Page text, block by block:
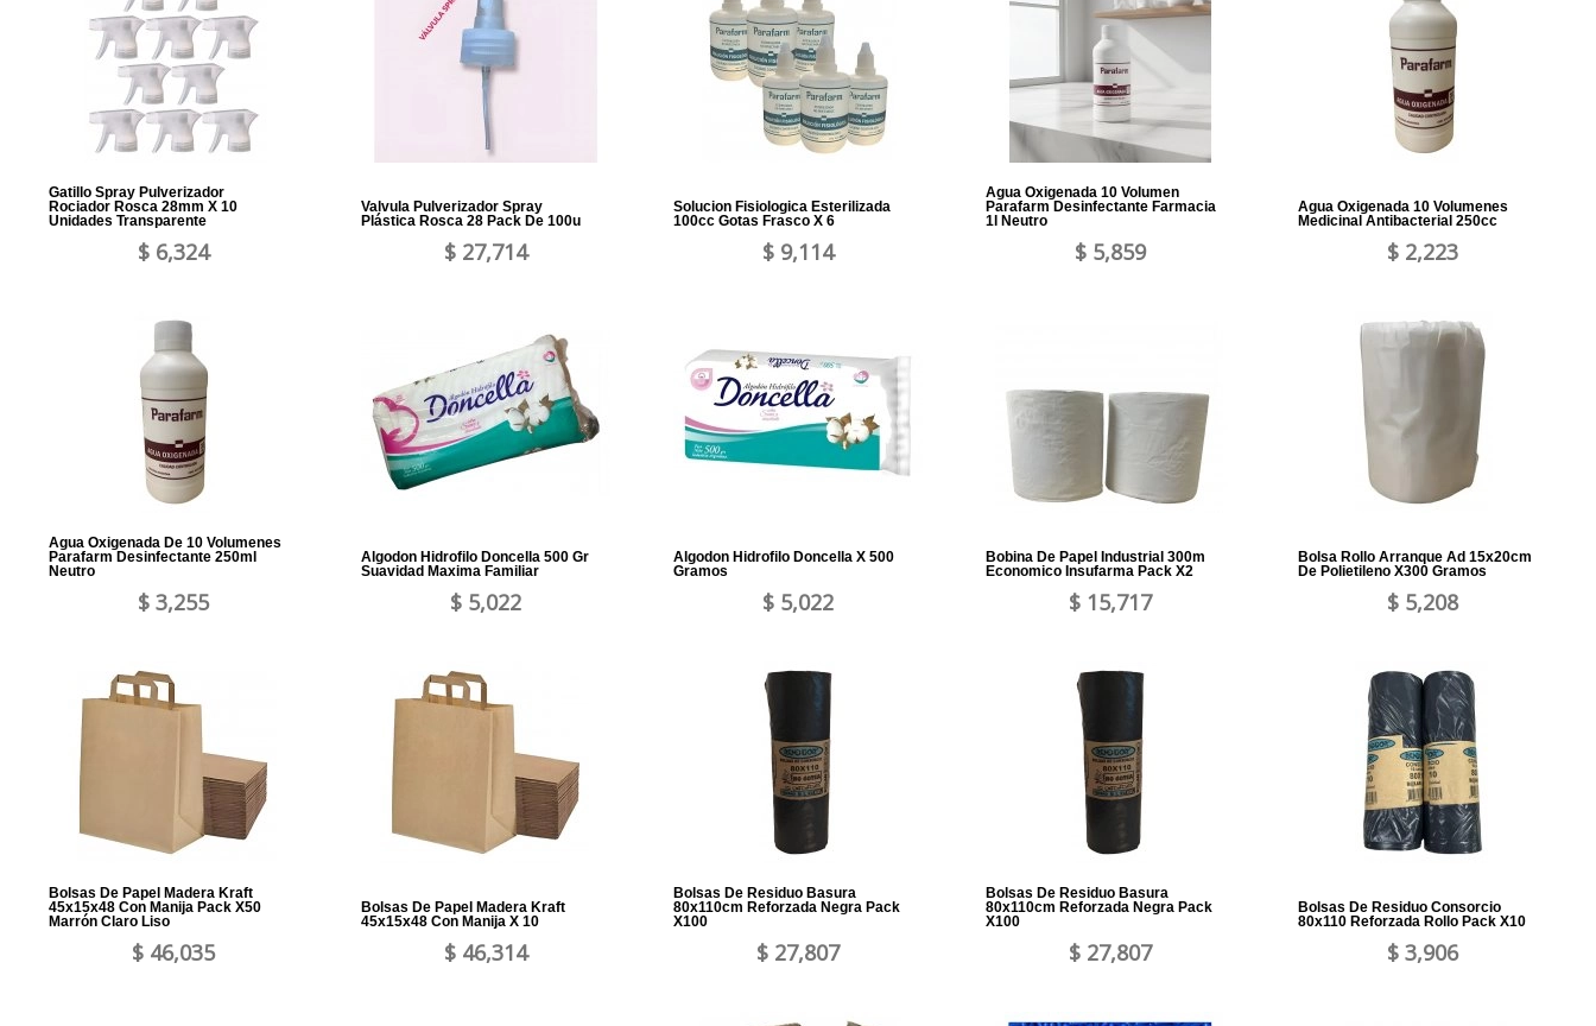
Gatillo Spray Pulverizador
Rociador Rosca 28mm X 10
Unidades Transparente
$ 6,324
Valvula Pulverizador Spray
Plástica Rosca 28 Pack De 100u
$ 27,714
Solucion Fisiologica Esterilizada
100cc Gotas Frasco X 6
$ 9,114
Agua Oxigenada 10 Volumen
Parafarm Desinfectante Farmacia
1l Neutro
$ 5,859
Agua Oxigenada 10 Volumenes
Medicinal Antibacterial 250cc
$ 2,223
Agua Oxigenada De 10 Volumenes
Parafarm Desinfectante 250ml
Neutro
$ 3,255
Algodon Hidrofilo Doncella 500 Gr
Suavidad Maxima Familiar
$ 5,022
Algodon Hidrofilo Doncella X 500
Gramos
$ 5,022
Bobina De Papel Industrial 300m
Economico Insufarma Pack X2
$ 15,717
Bolsa Rollo Arranque Ad 15x20cm
De Polietileno X300 Gramos
$ 5,208
Bolsas De Papel Madera Kraft
45x15x48 Con Manija Pack X50
Marrón Claro Liso
$ 46,035
Bolsas De Papel Madera Kraft
45x15x48 Con Manija X 10
$ 46,314
Bolsas De Residuo Basura
80x110cm Reforzada Negra Pack
X100
$ 27,807
Bolsas De Residuo Basura
80x110cm Reforzada Negra Pack
X100
$ 27,807
Bolsas De Residuo Consorcio
80x110 Reforzada Rollo Pack X10
$ 3,906